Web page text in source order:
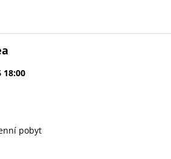
18:00
pobyt